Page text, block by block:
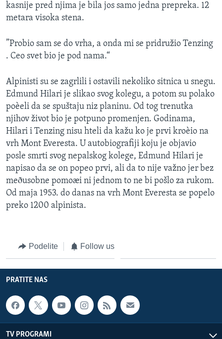
kasnije pred njima je bila jos samo jedna prepreka. 12
metara visoka stena.
”Probio sam se do vrha, a onda mi se pridružio Tenzing
. Ceo svet bio je pod nama.“
Alpinisti su se zagrlili i ostavili nekoliko sitnica u snegu.
Edmund Hilari je slikao svog kolegu, a potom su polako
poèeli da se spuštaju niz planinu. Od tog trenutka
njihov život bio je potpuno promenjen. Godinama,
Hilari i Tenzing nisu hteli da kažu ko je prvi kroèio na
vrh Mont Everesta. U autobiografiji koju je objavio
posle smrti svog nepalskog kolege, Edmund Hilari je
napisao da se on popeo prvi, ali da to nije važno jer bez
meðusobne pomoæi ni jednom to ne bi pošlo za rukom.
Od maja 1953. do danas na vrh Mont Everesta se popelo
preko 1200 alpinista.
Podelite Follow us
PRATITE NAS
TV PROGRAMI